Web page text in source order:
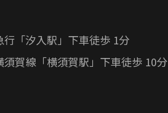
行「汐入駅」下車徒歩 1分
須賀線「横須賀駅」下車徒歩 10分